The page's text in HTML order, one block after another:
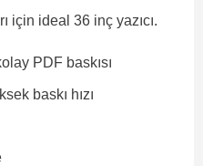
için ideal 36 inç yazıcı.
PDF baskısı
baskı hızı